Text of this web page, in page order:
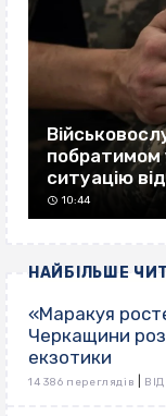
побратимом
ситуацію
10:44
НАЙБІЛЬШЕ
«Маракуя
Черкащини
екзотики
14 386 переглядів